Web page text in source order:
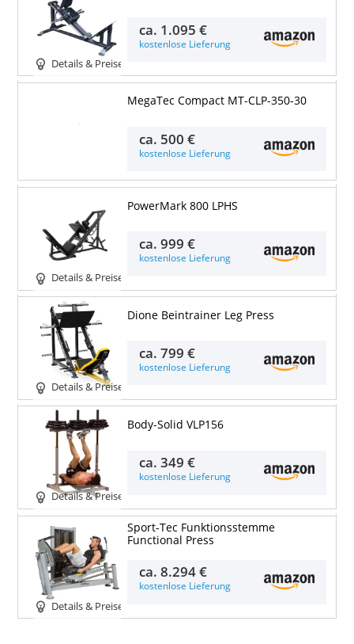
Details & Preise
ca. 1.095 €
kostenlose Lieferung
MegaTec Compact MT-CLP-350-30
ca. 500 €
kostenlose Lieferung
Details & Preise
PowerMark 800 LPHS
ca.999 €
kostenlose Lieferung
Details & Preise
Dione Beintrainer Leg Press
ca.799 €
kostenlose Lieferung
Details & Preise
Body-Solid VLP156
ca.349 €
kostenlose Lieferung
Details & Preise
Sport-Tec Funktionsstemme
Functional Press
ca.8.294 €
kostenlose Lieferung